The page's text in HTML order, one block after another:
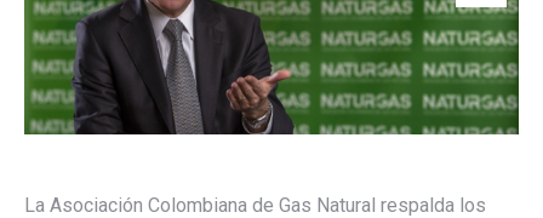
La Asociación Colombiana de Gas Natural respalda los